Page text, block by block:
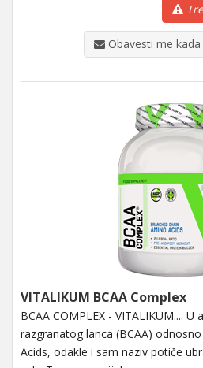
Obavesti me
VITALIKUM BCAA Complex
BCAA COMPLEX - VITALIKUM.... U
razgranatog lanca (BCAA)
Acids, odakle i sam naziv potiče